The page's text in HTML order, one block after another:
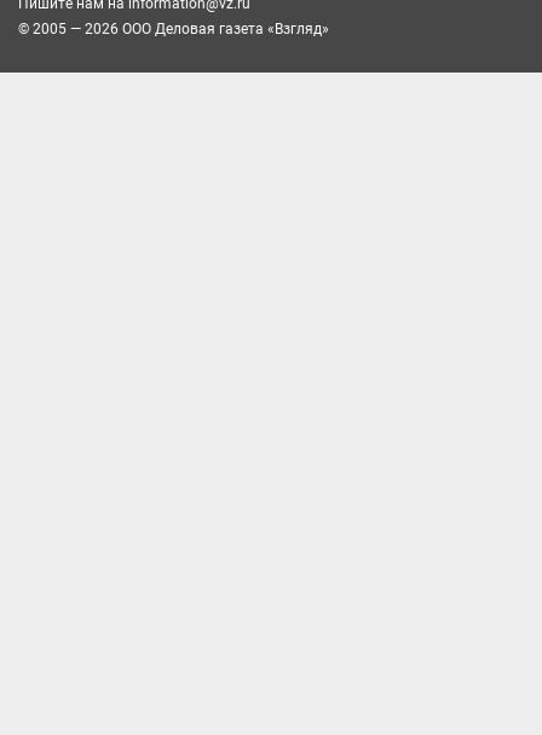
Пишите нам на information@vz.ru
© 2005 — 2026 ООО Деловая газета «Взгляд»